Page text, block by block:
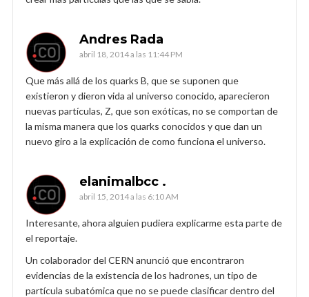
Andres Rada
abril 18, 2014 a las 11:44 PM
Que más allá de los quarks B, que se suponen que
existieron y dieron vida al universo conocido, aparecieron
nuevas partículas, Z, que son exóticas, no se comportan de
la misma manera que los quarks conocidos y que dan un
nuevo giro a la explicación de como funciona el universo.
elanimalbcc .
abril 15, 2014 a las 6:10 AM
Interesante, ahora alguien pudiera explicarme esta parte de
el reportaje.
Un colaborador del CERN anunció que encontraron
evidencias de la existencia de los hadrones, un tipo de
partícula subatómica que no se puede clasificar dentro del